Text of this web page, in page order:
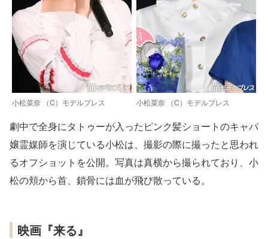
小松菜奈 （C）モデルプレス 小松菜奈 （C）モデルプレス
劇中で全身にタトゥーが入ったピンク髪ショートのキャバ
嬢霊媒師を演じている小松は、撮影の際に撮ったと思われ
るオフショットを公開。写真は真横から撮られており、小
松の頬から首、鎖骨には血が飛び散っている。
映画『来る』